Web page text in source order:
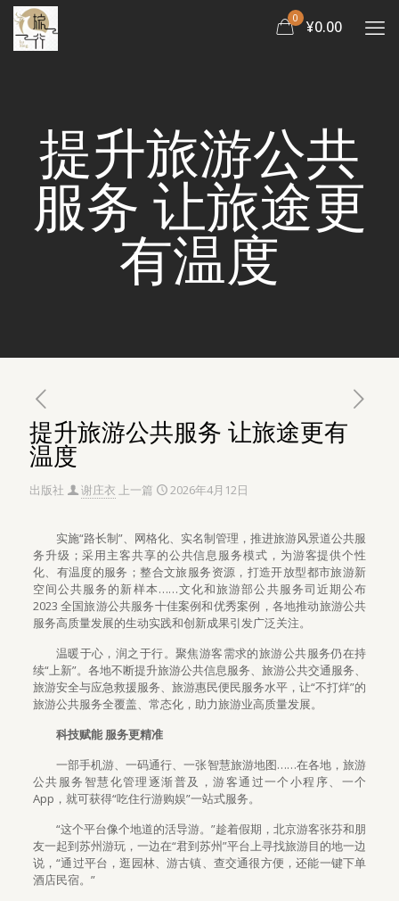
0 ¥0.00
提升旅游公共
服务 让旅途更
有温度
提升旅游公共服务 让旅途更有
温度
出版社 谢庄衣 上一篇 2026年4月12日
实施“路长制”、网格化、实名制管理，推进旅游风景道公共服
务升级；采用主客共享的公共信息服务模式，为游客提供个性
化、有温度的服务；整合文旅服务资源，打造开放型都市旅游新
空间公共服务的新样本……文化和旅游部公共服务司近期公布
2023 全国旅游公共服务十佳案例和优秀案例，各地推动旅游公共
服务高质量发展的生动实践和创新成果引发广泛关注。
温暖于心，润之于行。聚焦游客需求的旅游公共服务仍在持
续“上新”。各地不断提升旅游公共信息服务、旅游公共交通服务、
旅游安全与应急救援服务、旅游惠民便民服务水平，让“不打烊”的
旅游公共服务全覆盖、常态化，助力旅游业高质量发展。
科技赋能 服务更精准
一部手机游、一码通行、一张智慧旅游地图……在各地，旅游
公共服务智慧化管理逐渐普及，游客通过一个小程序、一个
App，就可获得“吃住行游购娱”一站式服务。
“这个平台像个地道的活导游。”趁着假期，北京游客张芬和朋
友一起到苏州游玩，一边在“君到苏州”平台上寻找旅游目的地一边
说，“通过平台，逛园林、游古镇、查交通很方便，还能一键下单
酒店民宿。”